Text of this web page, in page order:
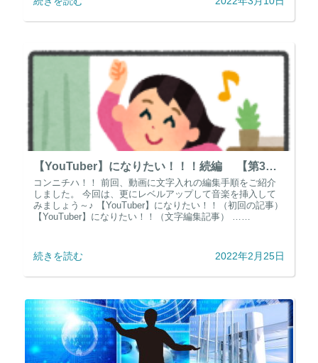
【YouTuber】になりたい！！！続編 【第3弾】音楽を挿入してみよう～！！
コンニチハ！！ 前回、動画に文字入れの編集手順をご紹介
しました。 今回は、更にレベルアップして音楽を挿入して
みましょう～♪ 【YouTuber】になりたい！！（初回の記事）
【YouTuber】になりたい！！（文字編集記事） ……
続きを読む 2022年2月25日